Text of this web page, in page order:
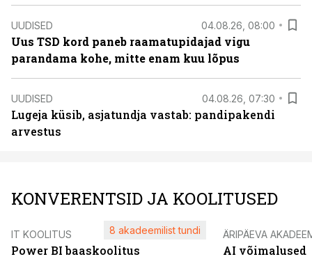
UUDISED 04.08.26, 08:00
Uus TSD kord paneb raamatupidajad vigu
parandama kohe, mitte enam kuu lõpus
UUDISED 04.08.26, 07:30
Lugeja küsib, asjatundja vastab: pandipakendi
arvestus
KONVERENTSID JA KOOLITUSED
IT KOOLITUS
Power BI baaskoolitus
8 akadeemilist tundi ÄRIPÄEVA
AI võimalused